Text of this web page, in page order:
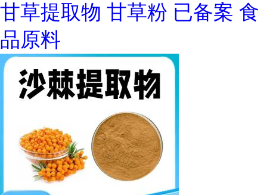
甘草提取物 甘草粉 已备案 食
品原料